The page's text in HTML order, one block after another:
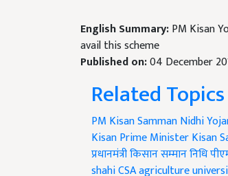
English Summary:PM Kisan
avail this scheme
Published on:04 December
Related Topics
PM Kisan Samman Nidhi
KisanPrime Minister Kisan
प्रधानमंत्री किसान सम्मान निधि
shahiCSA agriculture